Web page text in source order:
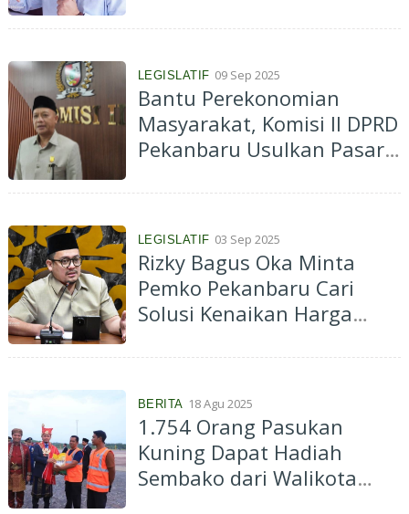
Pekanbaru
LEGISLATIF 09 Sep 2025
Bantu Perekonomian
Masyarakat, Komisi II DPRD
Pekanbaru Usulkan Pasar
LEGISLATIF 03 Sep 2025
Rizky Bagus Oka Minta
Pemko Pekanbaru Cari
Solusi Kenaikan Harga
BERITA 18 Agu 2025
1.754 Orang Pasukan
Kuning Dapat Hadiah
Sembako dari Walikota